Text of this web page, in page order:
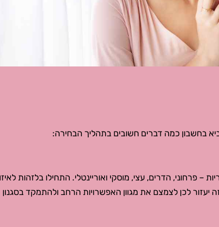
בחשבון כמה דברים חשובים בתהליך הבחירה:
– פרחוני, הדרים, עצי, מוסקי ואוריינטלי. התחילו בלזהות לאיזו
יעזור לכן לצמצם את מגוון האפשרויות הרחב ולהתמקד בסגנון